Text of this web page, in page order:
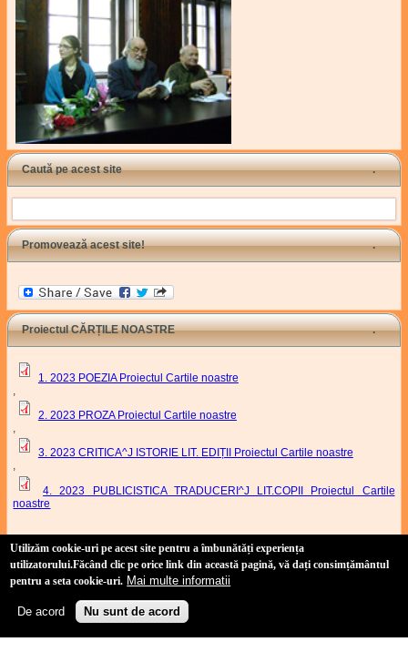
Caută pe acest site
Search
Promovează acest site!
Proiectul CĂRȚILE NOASTRE
1. 2023 POEZIA Proiectul Cartile noastre
2. 2023 PROZA Proiectul Cartile noastre
,
3. 2023 CRITICA^J ISTORIE LIT. EDIȚII Proiectul Cartile noastre
,
4. 2023 PUBLICISTICA TRADUCERI^J LIT.COPII Proiectul Cartile
noastre
Proiect Cartile Noastre
Site realizat de:Duşan Baiski(link is external)
(tehnic) și
Politică de confidențialitate
4Us Consulting
Utilizăm cookie-uri pe acest site pentru a îmbunătăți experiența
utilizatorului.Făcând clic pe orice link din această pagină, vă dați consimțământul
pentru a seta cookie-uri. Mai multe informatii
De acord Nu sunt de acord